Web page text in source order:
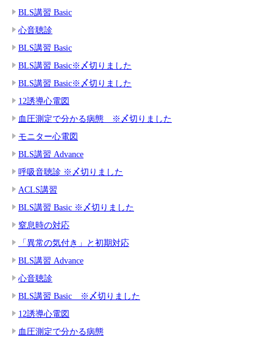
BLS講習 Basic
心音聴診
BLS講習 Basic
BLS講習 Basic※〆切りました
BLS講習 Basic※〆切りました
12誘導心電図
血圧測定で分かる病態 ※〆切りました
モニター心電図
BLS講習 Advance
呼吸音聴診 ※〆切りました
ACLS講習
BLS講習 Basic ※〆切りました
窒息時の対応
「異常の気付き」と初期対応
BLS講習 Advance
心音聴診
BLS講習 Basic ※〆切りました
12誘導心電図
血圧測定で分かる病態